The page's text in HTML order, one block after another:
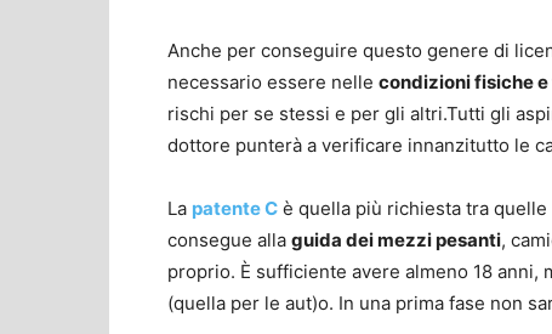
Anche per conseguire questo genere di
necessario essere nelle condizioni fisiche
rischi per se stessi e per gli altri.Tutti gli
dottore punterà a verificare innanzitutto le
La patente C è quella più richiesta tra
consegue alla guida dei mezzi pesanti,
proprio. È sufficiente avere almeno 18 anni,
(quella per le aut)o. In una prima fase non